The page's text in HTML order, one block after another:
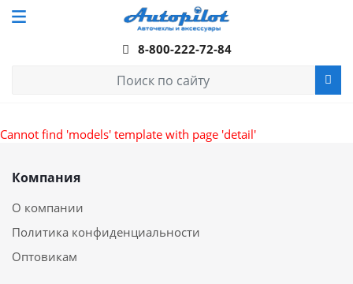
8-800-222-72-84
Cannot find 'models' template with page 'detail'
Компания
О компании
Политика конфиденциальности
Оптовикам